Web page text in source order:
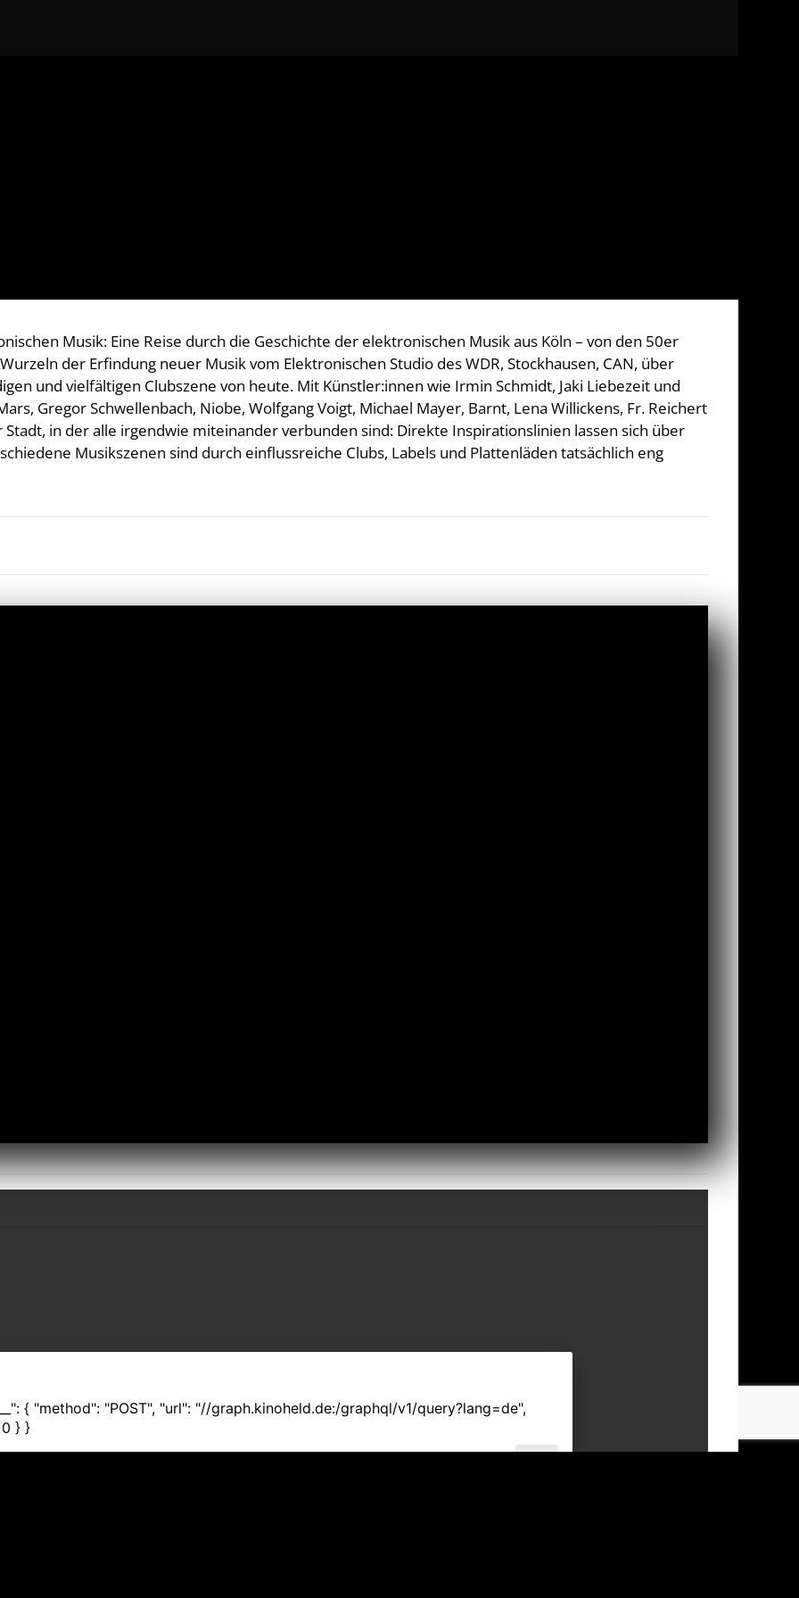
Musik: Eine Reise durch die Geschichte der elektronischen Musik aus Köln – von den 50er
der Erfindung neuer Musik vom Elektronischen Studio des WDR, Stockhausen, CAN, über
und vielfältigen Clubszene von heute. Mit Künstler:innen wie Irmin Schmidt, Jaki Liebezeit und
Gregor Schwellenbach, Niobe, Wolfgang Voigt, Michael Mayer, Barnt, Lena Willickens, Fr. Reichert
in der alle irgendwie miteinander verbunden sind: Direkte Inspirationslinien lassen sich über
Musikszenen sind durch einflussreiche Clubs, Labels und Plattenläden tatsächlich eng